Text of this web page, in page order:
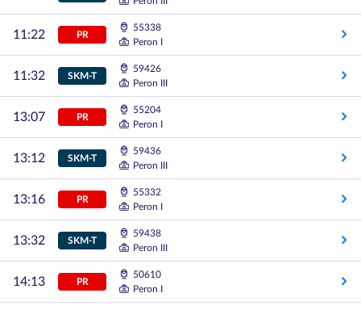
11:22 PR
55338
Peron I
11:32 SKM-T
59426
Peron III
13:07 PR
55204
Peron I
13:12 SKM-T
59436
Peron III
13:16 PR
55332
Peron I
13:32 SKM-T
59438
Peron III
14:13 PR
50610
Peron I